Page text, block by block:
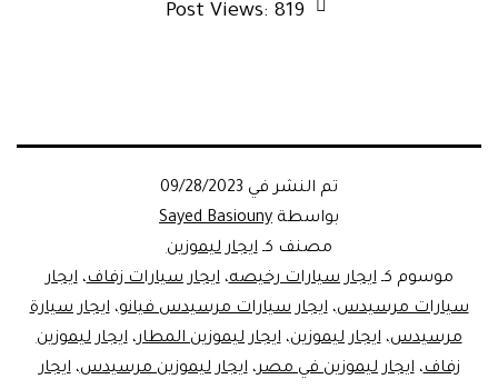
Post Views: 819
تم النشر في 09/28/2023
بواسطة Sayed Basiouny
مصنف كـايجار ليموزين
موسوم كـايجار سيارات رخيصه،ايجار سيارات زفاف،ايجار
سيارات مرسيدس،ايجار سيارات مرسيدس فيانو،ايجار سيارة
مرسيدس،ايجار ليموزين،ايجار ليموزين المطار،ايجار ليموزين
زفاف،ايجار ليموزين في مصر،ايجار ليموزين مرسيدس،ايجار